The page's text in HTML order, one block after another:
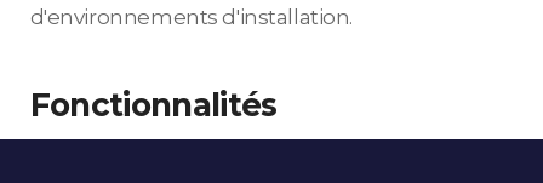
d'environnements d'installation.
Fonctionnalités